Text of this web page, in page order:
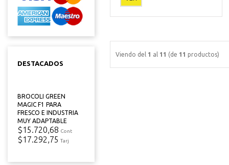
DESTACADOS
BROCOLI GREEN
MAGIC F1 PARA
FRESCO E INDUSTRIA
MUY ADAPTABLE
$15.720,68 Cont
$17.292,75 Tarj
Viendo del 1 al 11 (de 11 productos)